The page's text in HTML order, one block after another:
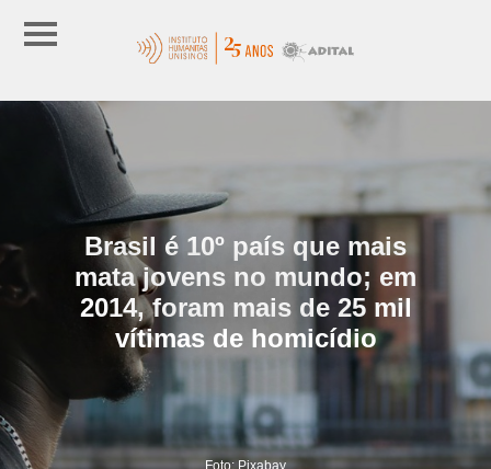
Brasil é 10º país que mais
mata jovens no mundo; em
2014, foram mais de 25 mil
vítimas de homicídio
Foto: Pixabay